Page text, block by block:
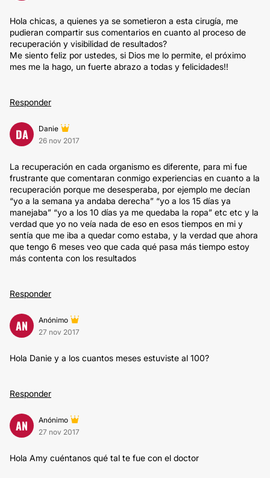
Hola chicas, a quienes ya se sometieron a esta cirugía, me
pudieran compartir sus comentarios en cuanto al proceso de
recuperación y visibilidad de resultados?
Me siento feliz por ustedes, si Dios me lo permite, el próximo
mes me la hago, un fuerte abrazo a todas y felicidades!!
Responder
DA
Danie
26 nov 2017
La recuperación en cada organismo es diferente, para mi fue
frustrante que comentaran conmigo experiencias en cuanto a la
recuperación porque me desesperaba, por ejemplo me decían
“yo a la semana ya andaba derecha” “yo a los 15 días ya
manejaba” “yo a los 10 días ya me quedaba la ropa” etc etc y la
verdad que yo no veía nada de eso en esos tiempos en mi y
sentía que me iba a quedar como estaba, y la verdad que ahora
que tengo 6 meses veo que cada qué pasa más tiempo estoy
más contenta con los resultados
Responder
AN
Anónimo
27 nov 2017
Hola Danie y a los cuantos meses estuviste al 100?
Responder
AN
Anónimo
27 nov 2017
Hola Amy cuéntanos qué tal te fue con el doctor